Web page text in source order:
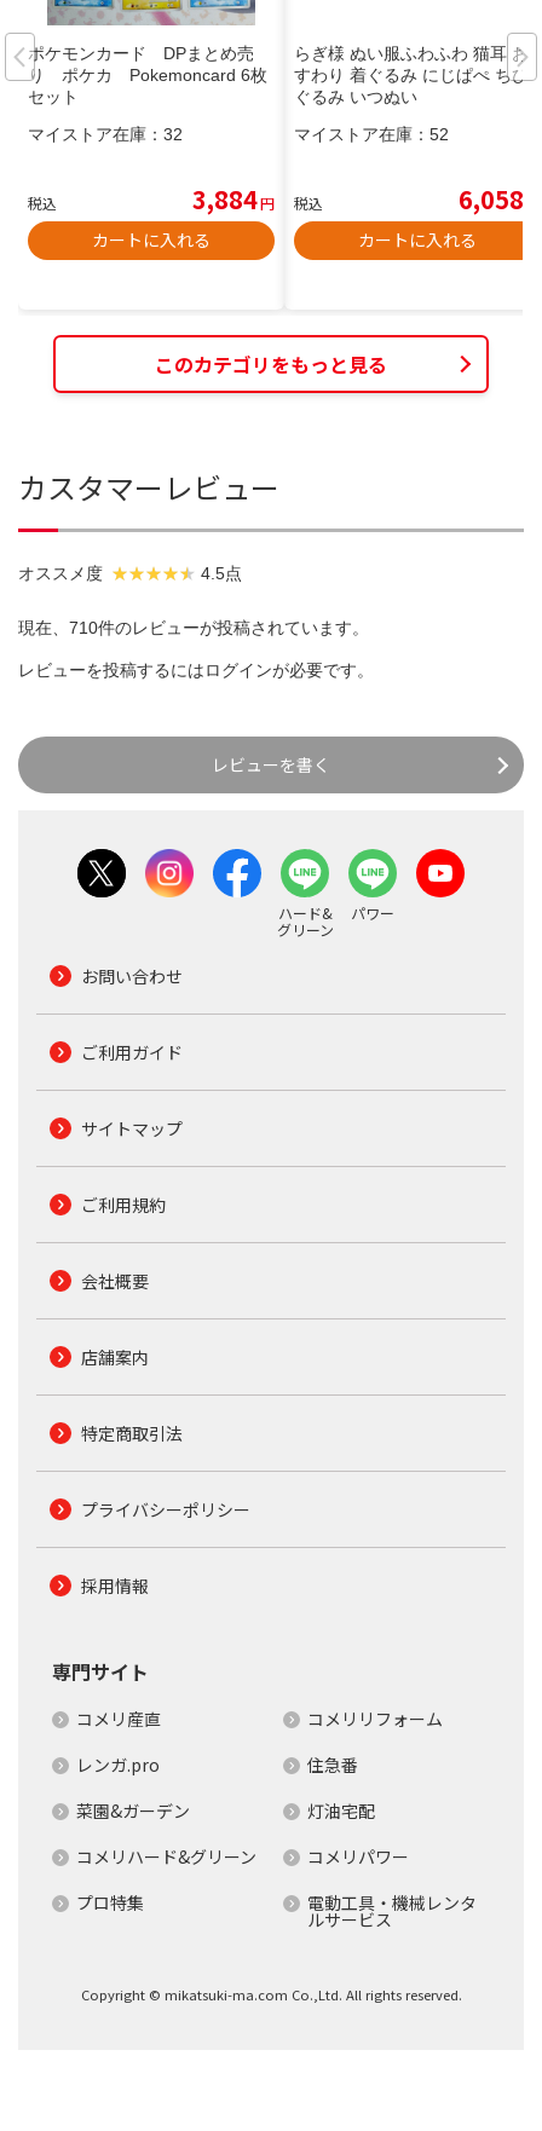
ポケモンカード DPまとめ売
り ポケカ Pokemoncard 6枚
セット
マイストア在庫： 32
税込 3,884円
カートに入れる
らぎ様 ぬい服ふわふわ 猫耳 お
すわり 着ぐるみ にじぱぺ ちび
ぐるみ いつぬい
マイストア在庫： 52
税込 6,058
カートに入れる
このカテゴリをもっと見る
カスタマーレビュー
オススメ度 4.5点
現在、710件のレビューが投稿されています。
レビューを投稿するにはログインが必要です。
レビューを書く
ハード&
グリーン
パワー
お問い合わせ
ご利用ガイド
サイトマップ
ご利用規約
会社概要
店舗案内
特定商取引法
プライバシーポリシー
採用情報
専門サイト
コメリ産直
コメリリフォーム
レンガ.pro
住急番
菜園&ガーデン
灯油宅配
コメリハード&グリーン
コメリパワー
プロ特集
電動工具・機械レンタ
ルサービス
Copyright © mikatsuki-ma.com Co.,Ltd. All rights reserved.